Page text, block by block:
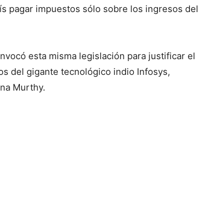
pagar impuestos sólo sobre los ingresos del
esta misma legislación para justificar el
del gigante tecnológico indio Infosys,
Murthy.